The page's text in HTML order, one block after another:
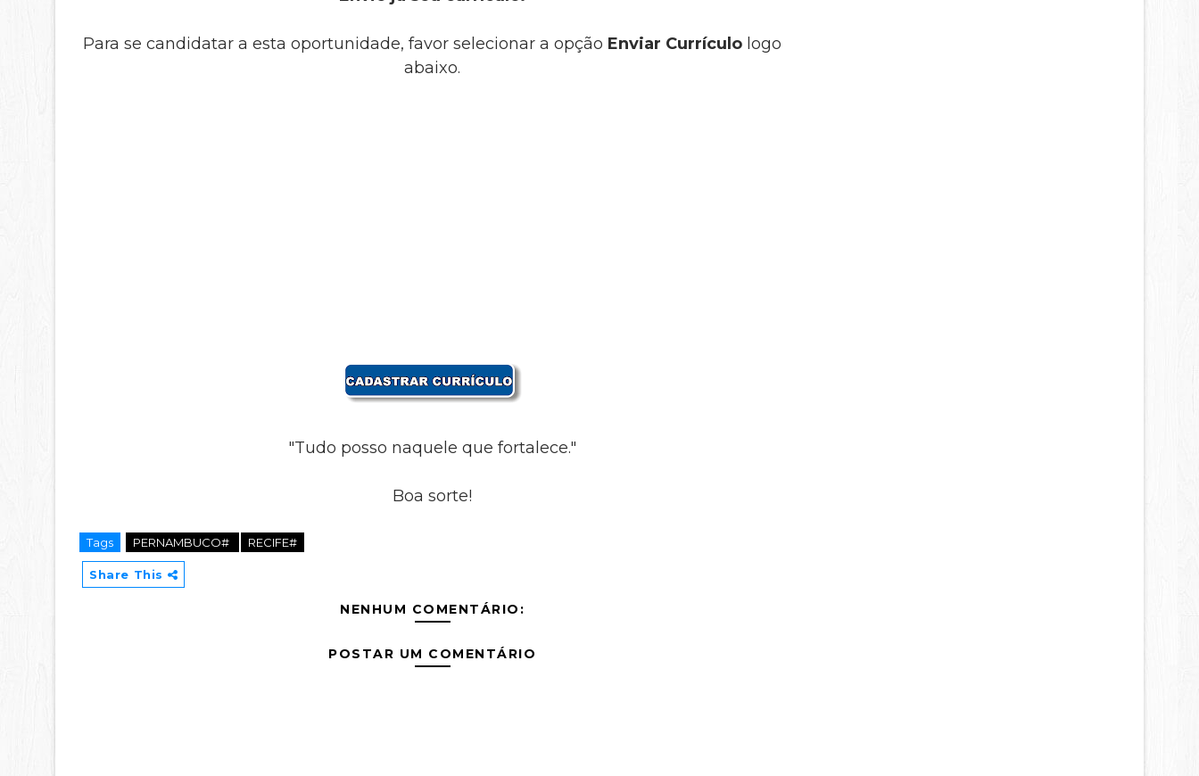
Para se candidatar a esta oportunidade, favor selecionar a opção Enviar Currículo logo
abaixo.
"Tudo posso naquele que fortalece."
Boa sorte!
Tags PERNAMBUCO# RECIFE#
Share This
NENHUM COMENTÁRIO:
POSTAR UM COMENTÁRIO